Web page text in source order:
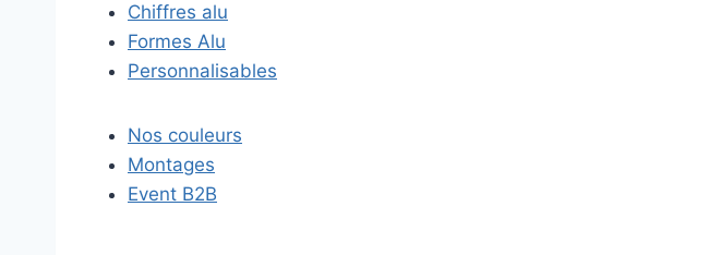
Chiffres alu
Formes Alu
Personnalisables
Nos couleurs
Montages
Event B2B